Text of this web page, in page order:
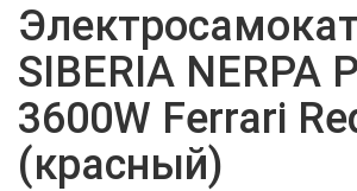
SIBERIA NERPA
3600W Ferrari
(красный)